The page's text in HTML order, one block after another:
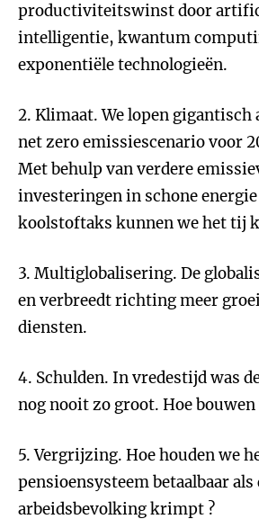
productiviteitswinst door
intelligentie, kwantum
exponentiële technologieën.
2. Klimaat. We lopen gigantisch
net zero emissiescenario voor
Met behulp van verdere
investeringen in schone energie
koolstoftaks kunnen we het tij
3. Multiglobalisering. De
en verbreedt richting meer
diensten.
4. Schulden. In vredestijd was
nog nooit zo groot. Hoe bouwen
5. Vergrijzing. Hoe houden we
pensioensysteem betaalbaar als
arbeidsbevolking krimpt ?